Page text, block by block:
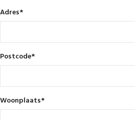
Adres*
Postcode*
Woonplaats*